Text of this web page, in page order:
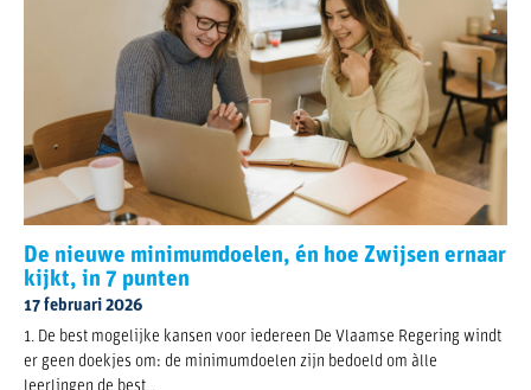
De nieuwe minimumdoelen, én hoe Zwijsen ernaar
kijkt, in 7 punten
17 februari 2026
1. De best mogelijke kansen voor iedereen De Vlaamse Regering windt
er geen doekjes om: de minimumdoelen zijn bedoeld om àlle